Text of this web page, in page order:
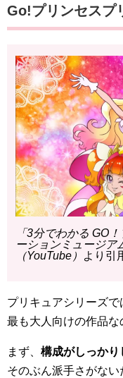
Go!プリンセスプ
「3分でわかる GO
ーションミュージア
（YouTube）
より引
プリキュアシリーズ
最も大人向けの作品な
まず、 構成がしっかり
そのぶん派手さがな